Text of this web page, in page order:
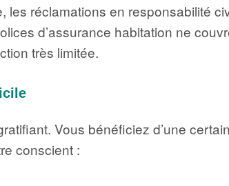
réclamations en responsabilité
d’assurance habitation ne
très limitée.
Vous bénéficiez d’une
conscient :